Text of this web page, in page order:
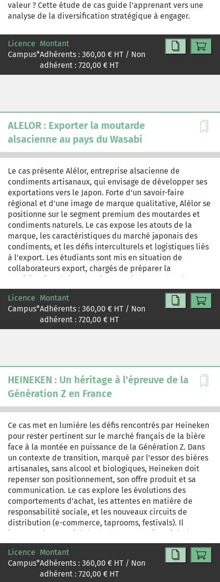
valeur ? Cette étude de cas guide l'apprenant vers une
analyse de la diversification stratégique à engager.
Licence
Campus*
Montant
Adhérents : 360,00 € HT / Non
adhérent : 720,00 € HT
ALELOR : Exporter la moutarde
alsacienne au pays du Wasabi
Le cas présente Alélor, entreprise alsacienne de
condiments artisanaux, qui envisage de développer ses
exportations vers le Japon. Forte d'un savoir-faire
régional et d'une image de marque qualitative, Alélor se
positionne sur le segment premium des moutardes et
condiments naturels. Le cas expose les atouts de la
marque, les caractéristiques du marché japonais des
condiments, et les défis interculturels et logistiques liés
à l'export. Les étudiants sont mis en situation de
collaborateurs export, chargés de préparer la
participation de l'entreprise au salon ANUGA et de
construire une offre export négociable avec le groupe
japonais Ajinomoto.
Licence
Campus*
Montant
Adhérents : 360,00 € HT / Non
adhérent : 720,00 € HT
HEINEKEN : Un héritage à l'épreuve de la
Génération Z en France
Ce cas met en lumière les défis rencontrés par Heineken
pour rester pertinent sur le marché français de la bière
face à la montée en puissance de la Génération Z. Dans
un contexte de transition, marqué par l'essor des bières
artisanales, sans alcool et biologiques, Heineken doit
repenser son positionnement, son offre produit et sa
communication. Le cas explore les évolutions des
comportements d'achat, les attentes en matière de
responsabilité sociale, et les nouveaux circuits de
distribution (e-commerce, taprooms, festivals). Il
interroge la capacité d'une marque patrimoniale à
s'adapter à une génération soucieuse de santé,
d'authenticité et d'éthique. Riche en données de
marché, le cas offre un terrain idéal pour travailler sur
un plan marketing, réfléchir à des stratégies
Licence
Campus*
Montant
Adhérents : 360,00 € HT / Non
adhérent : 720,00 € HT